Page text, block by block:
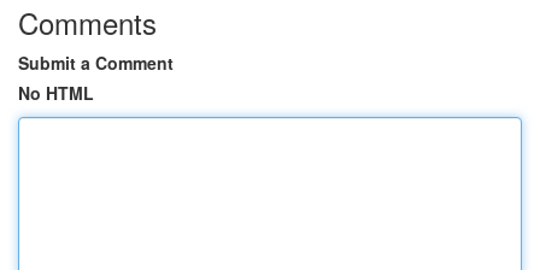
Comments
Submit a Comment
No HTML